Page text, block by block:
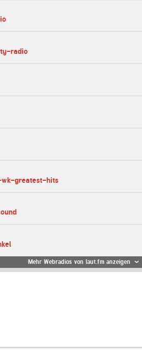
radio
greatest-hits
Mehr Webradios von laut.fm anzeigen